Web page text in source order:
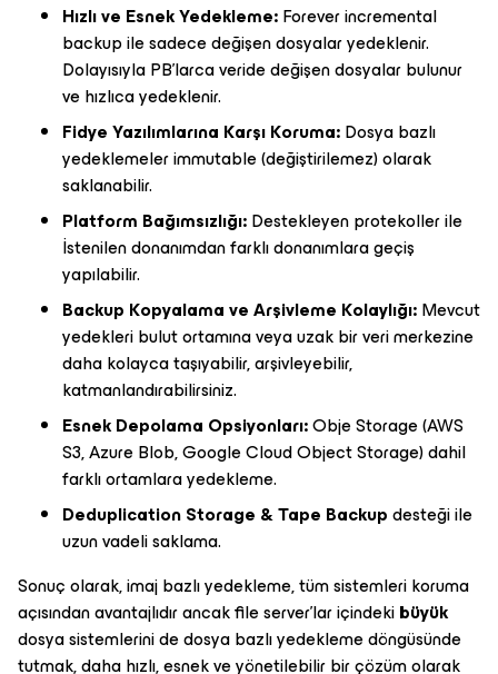
Hızlı ve Esnek Yedekleme:Forever incremental
backup ile sadece değişen dosyalar yedeklenir.
Dolayısıyla PB'larca veride değişen dosyalar bulunur
ve hızlıca yedeklenir.
Fidye Yazılımlarına Karşı Koruma:Dosya bazlı
yedeklemeler immutable (değiştirilemez) olarak
saklanabilir.
Platform Bağımsızlığı:Destekleyen protekoller ile
İstenilen donanımdan farklı donanımlara geçiş
yapılabilir.
Backup Kopyalama ve Arşivleme Kolaylığı:Mevcut
yedekleri bulut ortamına veya uzak bir veri merkezine
daha kolayca taşıyabilir, arşivleyebilir,
katmanlandırabilirsiniz.
Esnek Depolama Opsiyonları:Obje Storage (AWS
S3, Azure Blob, Google Cloud Object Storage) dahil
farklı ortamlara yedekleme.
Deduplication Storage & Tape Backupdesteği ile
uzun vadeli saklama.
Sonuç olarak, imaj bazlı yedekleme, tüm sistemleri koruma
açısından avantajlıdır ancak file server’lar içindekibüyük
dosya sistemlerini de dosya bazlı yedekleme döngüsünde
tutmak, daha hızlı, esnek ve yönetilebilir bir çözüm olarak